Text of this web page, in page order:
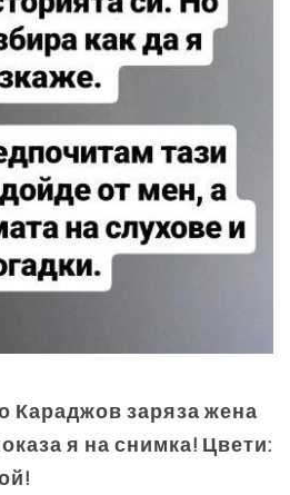
заряза жена
я на снимка! Цвети: